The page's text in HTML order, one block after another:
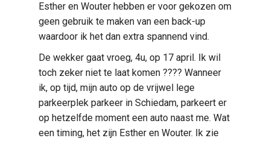
Esther en Wouter hebben er voor gekozen om
geen gebruik te maken van een back-up
waardoor ik het dan extra spannend vind.
De wekker gaat vroeg, 4u, op 17 april. Ik wil
toch zeker niet te laat komen ???? Wanneer
ik, op tijd, mijn auto op de vrijwel lege
parkeerplek parkeer in Schiedam, parkeert er
op hetzelfde moment een auto naast me. Wat
een timing, het zijn Esther en Wouter. Ik zie